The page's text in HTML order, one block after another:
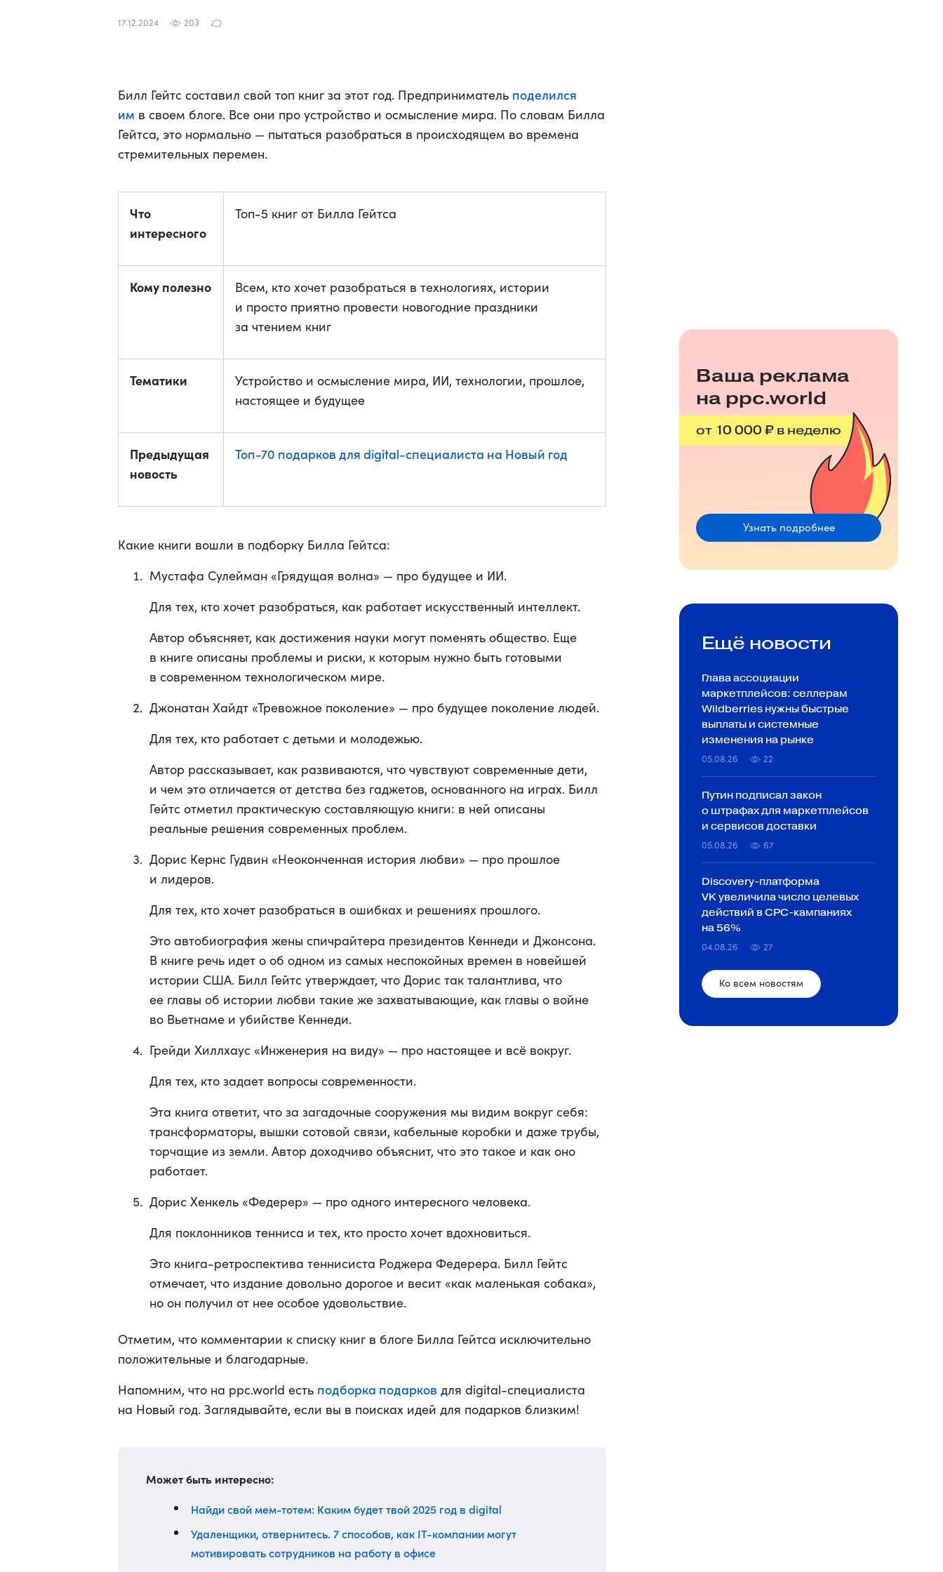
17.12.2024 203
Билл Гейтс составил свой топ книг за этот год. Предприниматель поделился
им в своем блоге. Все они про устройство и осмысление мира. По словам Билла
Гейтса, это нормально — пытаться разобраться в происходящем во времена
стремительных перемен.
Что
интересного
Топ-5 книг от Билла Гейтса
Кому полезно
Всем, кто хочет разобраться в технологиях, истории
и просто приятно провести новогодние праздники
за чтением книг
Тематики
Устройство и осмысление мира, ИИ, технологии, прошлое,
настоящее и будущее
Предыдущая
новость
Топ-70 подарков для digital-специалиста на Новый год
Какие книги вошли в подборку Билла Гейтса:
Мустафа Сулейман «Грядущая волна» — про будущее и ИИ.
Для тех, кто хочет разобраться, как работает искусственный интеллект.
Автор объясняет, как достижения науки могут поменять общество. Еще
в книге описаны проблемы и риски, к которым нужно быть готовыми
в современном технологическом мире.
Джонатан Хайдт «Тревожное поколение» — про будущее поколение людей.
Для тех, кто работает с детьми и молодежью.
Автор рассказывает, как развиваются, что чувствуют современные дети,
и чем это отличается от детства без гаджетов, основанного на играх. Билл
Гейтс отметил практическую составляющую книги: в ней описаны
реальные решения современных проблем.
Дорис Кернс Гудвин «Неоконченная история любви» — про прошлое
и лидеров.
Для тех, кто хочет разобраться в ошибках и решениях прошлого.
Это автобиография жены спичрайтера президентов Кеннеди и Джонсона.
В книге речь идет о об одном из самых неспокойных времен в новейшей
истории США. Билл Гейтс утверждает, что Дорис так талантлива, что
ее главы об истории любви такие же захватывающие, как главы о войне
во Вьетнаме и убийстве Кеннеди.
Грейди Хиллхаус «Инженерия на виду» — про настоящее и всё вокруг.
Для тех, кто задает вопросы современности.
Эта книга ответит, что за загадочные сооружения мы видим вокруг себя:
трансформаторы, вышки сотовой связи, кабельные коробки и даже трубы,
торчащие из земли. Автор доходчиво объяснит, что это такое и как оно
работает.
Дорис Хенкель «Федерер» — про одного интересного человека.
Для поклонников тенниса и тех, кто просто хочет вдохновиться.
Это книга-ретроспектива теннисиста Роджера Федерера. Билл Гейтс
отмечает, что издание довольно дорогое и весит «как маленькая собака»,
но он получил от нее особое удовольствие.
Отметим, что комментарии к списку книг в блоге Билла Гейтса исключительно
положительные и благодарные.
Напомним, что на ppc.world есть подборка подарков для digital-специалиста
на Новый год. Заглядывайте, если вы в поисках идей для подарков близким!
Может быть интересно:
Найди свой мем-тотем: Каким будет твой 2025 год в digital
Удаленщики, отвернитесь. 7 способов, как IT-компании могут
мотивировать сотрудников на работу в офисе
Ваша реклама
на ppc.world
от 10 000 ₽ в неделю
Узнать подробнее
Ещё новости
Глава ассоциации
маркетплейсов: селлерам
Wildberries нужны быстрые
выплаты и системные
изменения на рынке
05.08.26 22
Путин подписал закон
о штрафах для маркетплейсов
и сервисов доставки
05.08.26 67
Discovery-платформа
VK увеличила число целевых
действий в CPC-кампаниях
на 56%
04.08.26 27
Ко всем новостям